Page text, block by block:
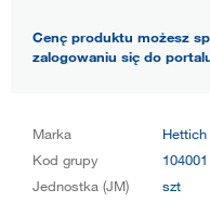
Cenę produktu możesz
zalogowaniu się do
Marka
Hettich
Kod grupy
104001
Jednostka (JM)
szt